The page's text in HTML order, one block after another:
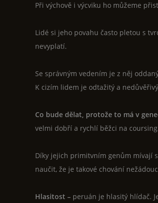
Při výchově i výcviku ho můžeme
Lidé si jeho povahu často pletou s
nevyplatí.
Se správným vedením je z něj
K cizím lidem je odtažitý a
Co bude dělat, protože to má v
velmi dobří a rychlí běžci na
Díky jejich primitvním genům mívají
naučit, že je takové chování
Hlasitost – peruán je hlasitý hlídač.